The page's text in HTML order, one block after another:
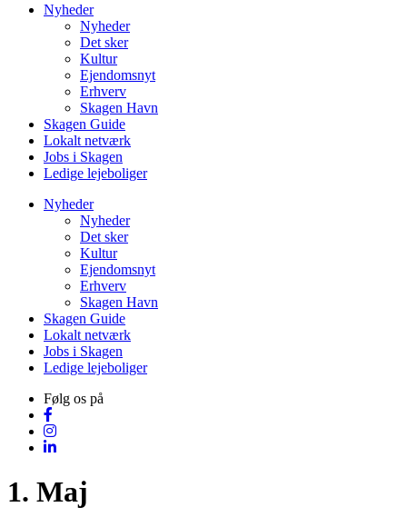
Nyheder
Nyheder
Det sker
Kultur
Ejendomsnyt
Erhverv
Skagen Havn
Skagen Guide
Lokalt netværk
Jobs i Skagen
Ledige lejeboliger
Nyheder
Nyheder
Det sker
Kultur
Ejendomsnyt
Erhverv
Skagen Havn
Skagen Guide
Lokalt netværk
Jobs i Skagen
Ledige lejeboliger
Følg os på
1. Maj